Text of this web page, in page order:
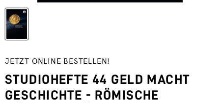
JETZT ONLINE BESTELLEN!
STUDIOHEFTE 44 GELD MACHT
GESCHICHTE - RÖMISCHE